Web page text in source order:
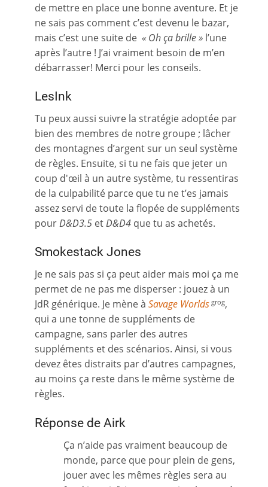
de mettre en place une bonne aventure. Et je
ne sais pas comment c’est devenu le bazar,
mais c’est une suite de « Oh ça brille » l’une
après l’autre ! J’ai vraiment besoin de m’en
débarrasser! Merci pour les conseils.
LesInk
Tu peux aussi suivre la stratégie adoptée par
bien des membres de notre groupe ; lâcher
des montagnes d’argent sur un seul système
de règles. Ensuite, si tu ne fais que jeter un
coup d'œil à un autre système, tu ressentiras
de la culpabilité parce que tu ne t’es jamais
assez servi de toute la flopée de suppléments
pourD&D3.5 etD&D4 que tu as achetés.
Smokestack Jones
Je ne sais pas si ça peut aider mais moi ça me
permet de ne pas me disperser : jouez à un
JdR générique. Je mène à Savage Worlds grog,
qui a une tonne de suppléments de
campagne, sans parler des autres
suppléments et des scénarios. Ainsi, si vous
devez êtes distraits par d’autres campagnes,
au moins ça reste dans le même système de
règles.
Réponse de Airk
Ça n’aide pas vraiment beaucoup de
monde, parce que pour plein de gens,
jouer avec les mêmes règles sera au